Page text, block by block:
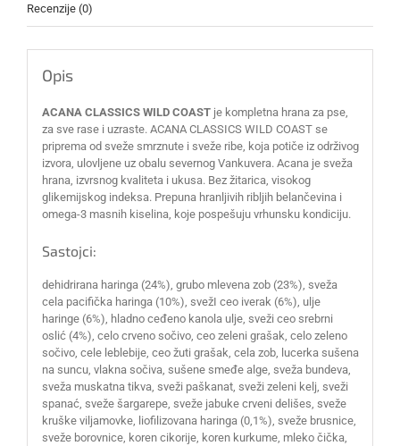
Recenzije (0)
Opis
ACANA CLASSICS WILD COASTje kompletna hrana za pse,
za sve rase i uzraste. ACANA CLASSICS WILD COAST se
priprema od sveže smrznute i sveže ribe, koja potiče iz održivog
izvora, ulovljene uz obalu severnog Vankuvera. Acana je sveža
hrana, izvrsnog kvaliteta i ukusa. Bez žitarica, visokog
glikemijskog indeksa. Prepuna hranljivih ribljih belančevina i
omega-3 masnih kiselina, koje pospešuju vrhunsku kondiciju.
Sastojci:
dehidrirana haringa (24%), grubo mlevena zob (23%), sveža
cela pacifička haringa (10%), svežI ceo iverak (6%), ulje
haringe (6%), hladno ceđeno kanola ulje, sveži ceo srebrni
oslić (4%), celo crveno sočivo, ceo zeleni grašak, celo zeleno
sočivo, cele leblebije, ceo žuti grašak, cela zob, lucerka sušena
na suncu, vlakna sočiva, sušene smeđe alge, sveža bundeva,
sveža muskatna tikva, sveži paškanat, sveži zeleni kelj, sveži
spanać, sveže šargarepe, sveže jabuke crveni delišes, sveže
kruške viljamovke, liofilizovana haringa (0,1%), sveže brusnice,
sveže borovnice, koren cikorije, koren kurkume, mleko čička,